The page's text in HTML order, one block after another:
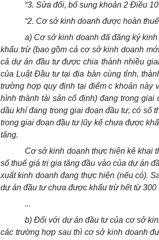
“3. Sửa đổi, bổ sung khoản 2 Điều
“2. Cơ sở kinh doanh được hoàn
a) Cơ sở kinh doanh đã đăng ký
khấu trừ (bao gồm cả cơ sở kinh doanh
cả dự án đầu tư được chia thành nhiều
của Luật Đầu tư tại địa bàn cùng tỉnh,
trường hợp quy định tại điểm c khoản này
hình thành tài sản cố định) đang trong
dầu khí đang trong giai đoạn đầu tư, có số
trong giai đoạn đầu tư lũy kế chưa được
tăng.
Cơ sở kinh doanh thực hiện kê khai
số thuế giá trị gia tăng đầu vào của dự án
xuất kinh doanh đang thực hiện (nếu có).
dự án đầu tư chưa được khấu trừ hết từ
...
b) Đối với dự án đầu tư của cơ sở
các trường hợp sau thì cơ sở kinh doanh